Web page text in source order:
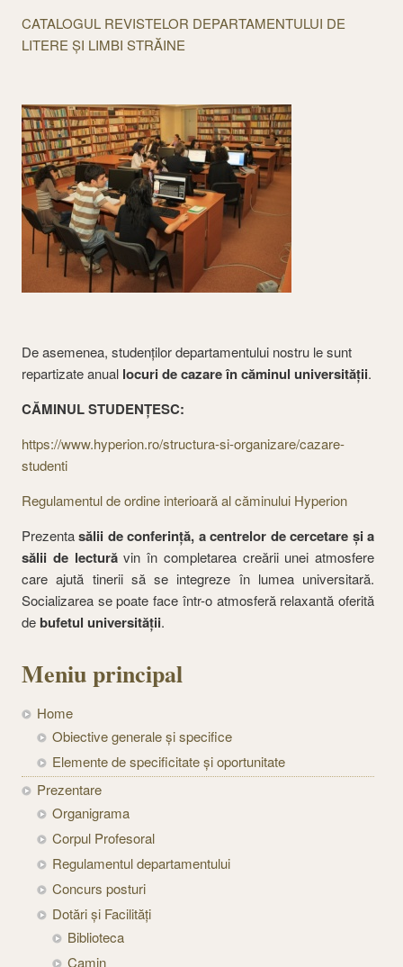
CATALOGUL REVISTELOR DEPARTAMENTULUI DE
LITERE ŞI LIMBI STRĂINE
De asemenea, studenţilor departamentului nostru le sunt
repartizate anual locuri de cazare în căminul universităţii.
CĂMINUL STUDENŢESC:
https://www.hyperion.ro/structura-si-organizare/cazare-
studenti
Regulamentul de ordine interioară al căminului Hyperion
Prezentasălii de conferinţă, a centrelor de cercetare şi a
sălii de lecturăvin în completarea creării unei atmosfere
care ajută tinerii să se integreze în lumea universitară.
Socializarea se poate face într-o atmosferă relaxantă oferită
debufetul universităţii.
Meniu principal
Home
Obiective generale și specifice
Elemente de specificitate și oportunitate
Prezentare
Organigrama
Corpul Profesoral
Regulamentul departamentului
Concurs posturi
Dotări și Facilități
Biblioteca
Camin